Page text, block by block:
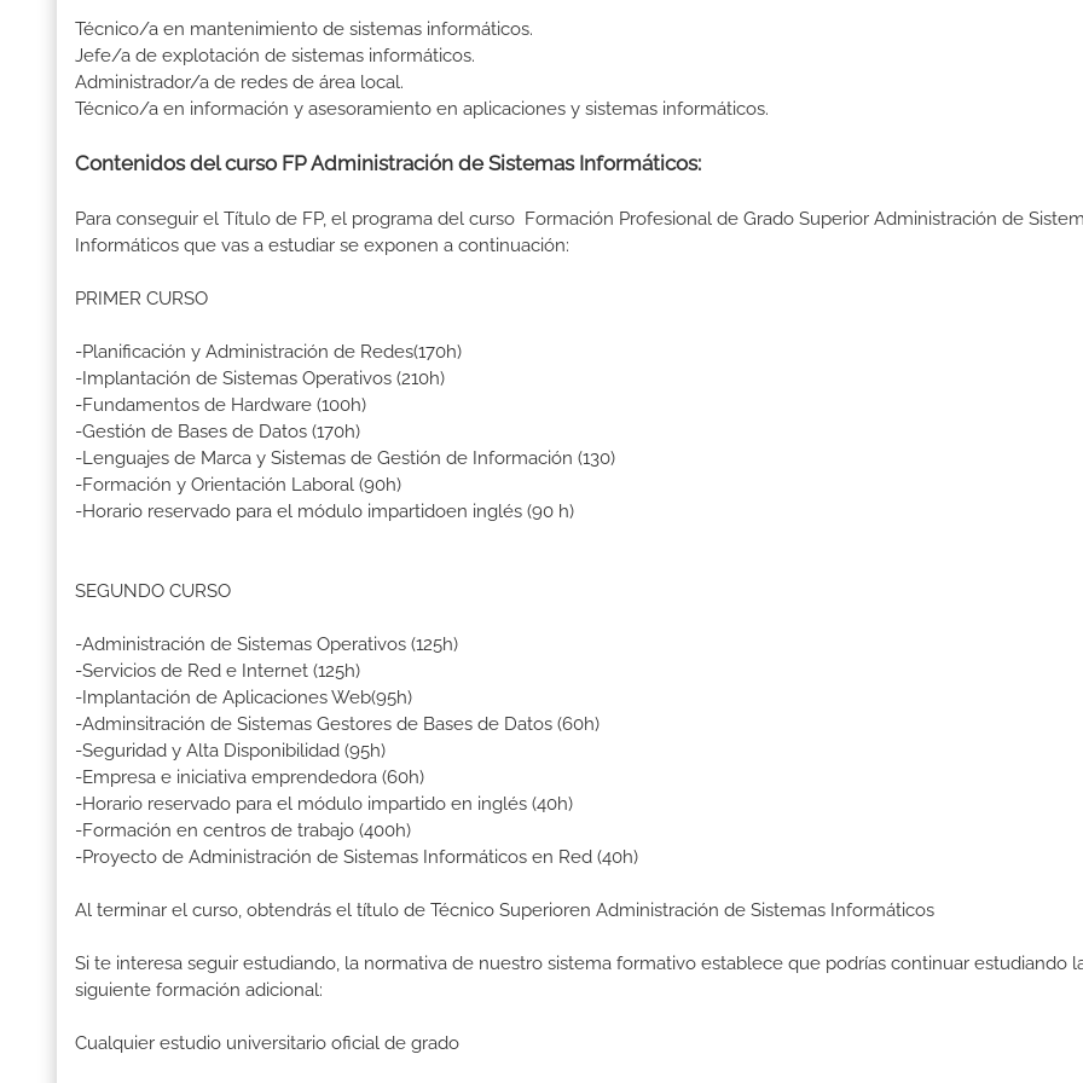
Técnico/a en mantenimiento de sistemas informáticos.
Jefe/a de explotación de sistemas informáticos.
Administrador/a de redes de área local.
Técnico/a en información y asesoramiento en aplicaciones y sistemas informáticos.
Contenidos del curso FP Administración de Sistemas Informáticos:
Para conseguir el Título de FP, el programa del curso Formación Profesional de Grado Superior Administración de
Informáticos que vas a estudiar se exponen a continuación:
PRIMER CURSO
-Planificación y Administración de Redes(170h)
-Implantación de Sistemas Operativos (210h)
-Fundamentos de Hardware (100h)
-Gestión de Bases de Datos (170h)
-Lenguajes de Marca y Sistemas de Gestión de Información (130)
-Formación y Orientación Laboral (90h)
-Horario reservado para el módulo impartidoen inglés (90 h)
SEGUNDO CURSO
-Administración de Sistemas Operativos (125h)
-Servicios de Red e Internet (125h)
-Implantación de Aplicaciones Web(95h)
-Adminsitración de Sistemas Gestores de Bases de Datos (60h)
-Seguridad y Alta Disponibilidad (95h)
-Empresa e iniciativa emprendedora (60h)
-Horario reservado para el módulo impartido en inglés (40h)
-Formación en centros de trabajo (400h)
-Proyecto de Administración de Sistemas Informáticos en Red (40h)
Al terminar el curso, obtendrás el título de Técnico Superioren Administración de Sistemas Informáticos
Si te interesa seguir estudiando, la normativa de nuestro sistema formativo establece que podrías continuar estudiando
siguiente formación adicional:
Cualquier estudio universitario oficial de grado